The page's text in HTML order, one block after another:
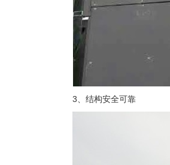
3、结构安全可靠